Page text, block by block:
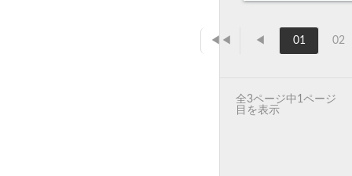
◀◀ ◀ 01 02
全3ページ中1ページ
目を表示